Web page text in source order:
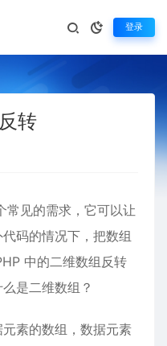
登录
转
常见的需求，它可以让
码的情况下，把数组
中的二维数组反转
是二维数组？
素的数组，数据元素